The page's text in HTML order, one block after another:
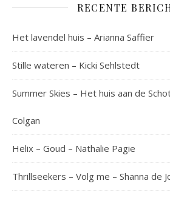
RECENTE
Het lavendel huis – Arianna Saffier
Stille wateren – Kicki Sehlstedt
Summer Skies – Het huis aan de
Colgan
Helix – Goud – Nathalie Pagie
Thrillseekers – Volg me – Shanna de